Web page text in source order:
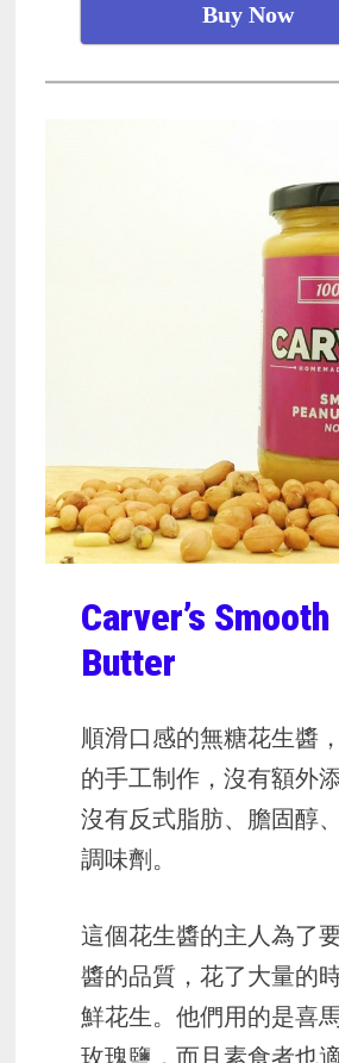
Buy Now
Carver’s
Butter
順滑口感的無糖花生醬
的手工制作，沒有額外添
沒有反式脂肪、膽固醇
調味劑。
這個花生醬的主人為了
醬的品質，花了大量的
鮮花生。他們用的是喜
玫瑰鹽，而且素食者也適